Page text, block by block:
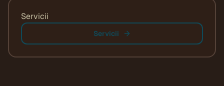
Servicii
Servicii